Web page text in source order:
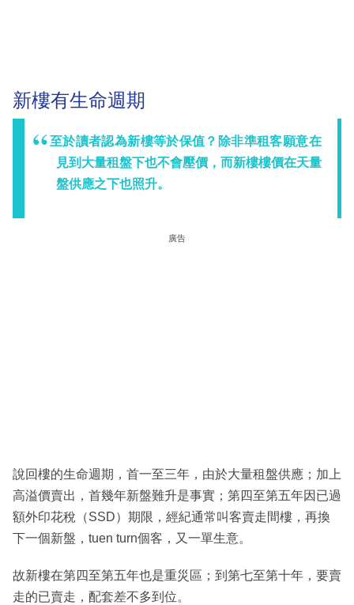
新樓有生命週期
至於讀者認為新樓等於保值？除非準租客願意在
見到大量租盤下也不會壓價，而新樓樓價在天量
盤供應之下也照升。
廣告
說回樓的生命週期，首一至三年，由於大量租盤供應；加上
高溢價賣出，首幾年新盤難升是事實；第四至第五年因已過
額外印花稅（SSD）期限，經紀通常叫客賣走間樓，再換
下一個新盤，tuen turn個客，又一單生意。
故新樓在第四至第五年也是重災區；到第七至第十年，要賣
走的已賣走，配套差不多到位。